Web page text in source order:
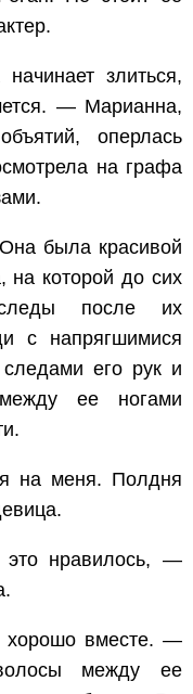
злиться,
— Марианна,
оперлась
на графа
была красивой
на которой до сих
после их
с напрягшимися
его рук и
ее ногами
на меня. Полдня
нравилось, —
хорошо вместе. —
между ее